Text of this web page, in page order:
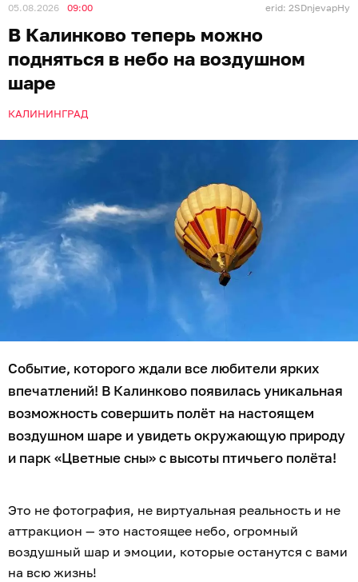
05.08.2026 09:00 erid: 2SDnjevapHy
В Калинково теперь можно
подняться в небо на воздушном
шаре
КАЛИНИНГРАД
Событие, которого ждали все любители ярких
впечатлений! В Калинково появилась уникальная
возможность совершить полёт на настоящем
воздушном шаре и увидеть окружающую природу
и парк «Цветные сны» с высоты птичьего полёта!
Это не фотография, не виртуальная реальность и не
аттракцион — это настоящее небо, огромный
воздушный шар и эмоции, которые останутся с вами
на всю жизнь!